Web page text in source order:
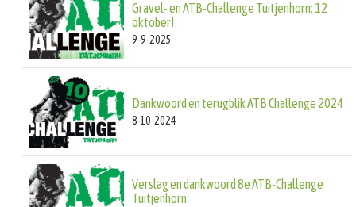
Gravel- en ATB-Challenge Tuitjenhorn: 12
oktober!
9-9-2025
Dankwoord en terugblik ATB Challenge 2024
8-10-2024
Verslag en dankwoord 8e ATB-Challenge
Tuitjenhorn